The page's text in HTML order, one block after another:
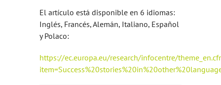
El artículo está disponible en 6 idiomas:
Inglés, Francés, Alemán, Italiano, Español
y Polaco:
https://ec.europa.eu/research/infocentre/